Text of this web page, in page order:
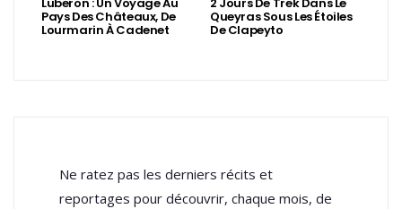
Pays Des Châteaux, De
Lourmarin À Cadenet
Queyras Sous Les Étoiles
De Clapeyto
Ne ratez pas les derniers récits et
reportages pour découvrir, chaque mois, de